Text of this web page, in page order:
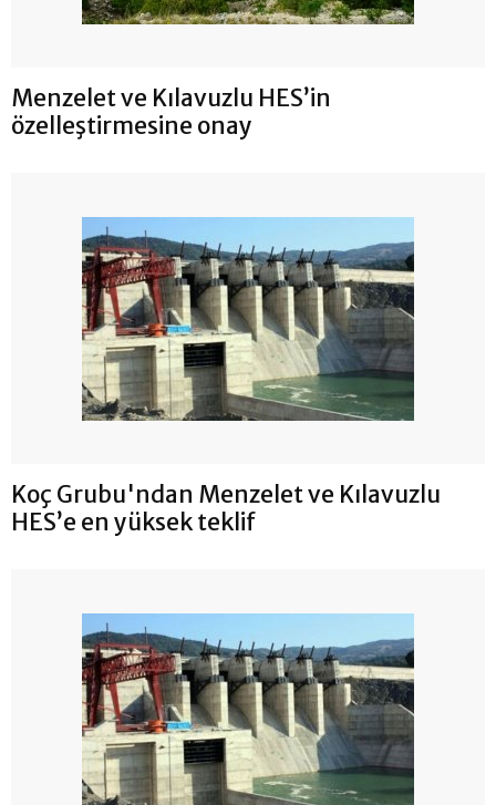
Menzelet ve Kılavuzlu HES’in
özelleştirmesine onay
Koç Grubu'ndan Menzelet ve Kılavuzlu
HES’e en yüksek teklif